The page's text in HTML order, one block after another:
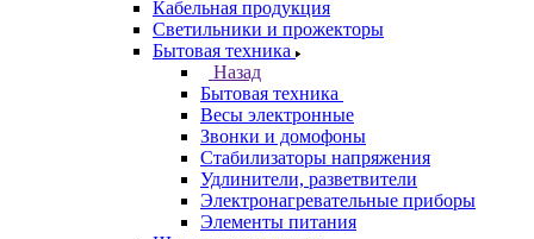
Кабельная продукция
Светильники и прожекторы
Бытовая техника
Назад
Бытовая техника
Весы электронные
Звонки и домофоны
Стабилизаторы напряжения
Удлинители, разветвители
Электронагревательные приборы
Элементы питания